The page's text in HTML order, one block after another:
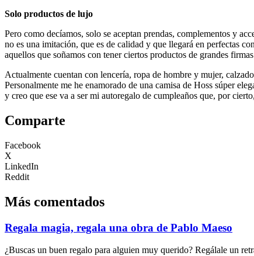
Solo productos de lujo
Pero como decíamos, solo se aceptan prendas, complementos y
no es una imitación, que es de calidad y que llegará en perfectas
aquellos que soñamos con tener ciertos productos de grandes
Actualmente cuentan con lencería, ropa de hombre y mujer,
Personalmente me he enamorado de una camisa de Hoss súper
y creo que ese va a ser mi autoregalo de cumpleaños que, por
Comparte
Facebook
X
LinkedIn
Reddit
Más comentados
Regala magia, regala una obra de Pablo Maeso
¿Buscas un buen regalo para alguien muy querido? Regálale un